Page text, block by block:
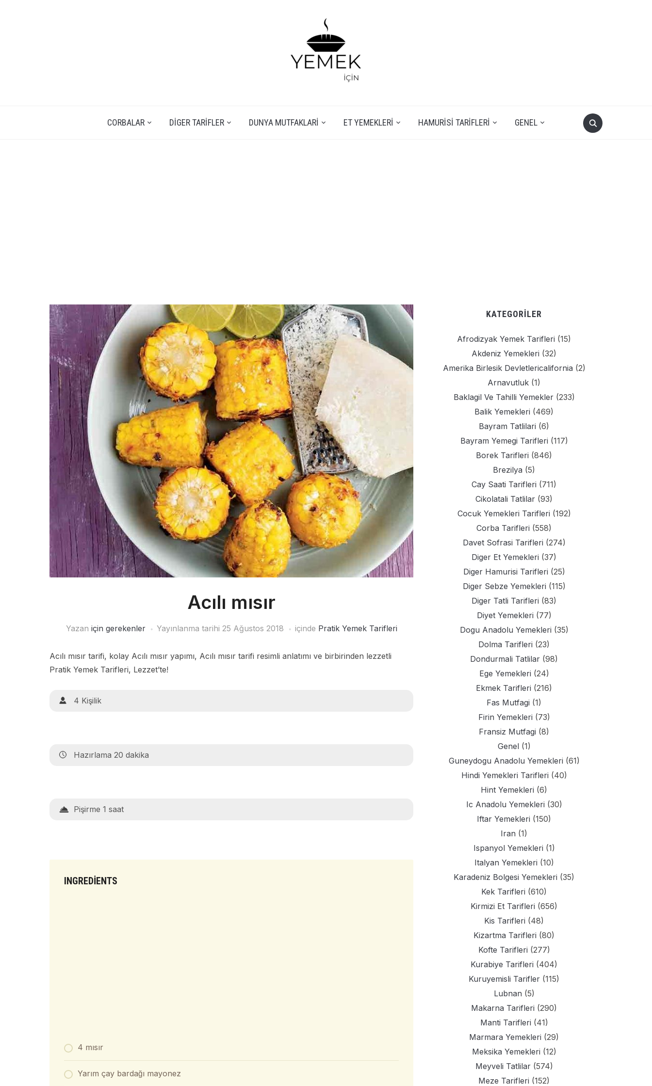
CORBALAR DIGER TARIFLER DUNYA MUTFAKLARI ET YEMEKLERI HAMURISI TARIFLERI GENEL
Acılı mısır
Yazan için gerekenler Yayınlanma tarihi 25 Ağustos 2018 içinde Pratik Yemek Tarifleri
Acılı mısır tarifi, kolay Acılı mısır yapımı, Acılı mısır tarifi resimli anlatımı ve birbirinden lezzetli
Pratik Yemek Tarifleri, Lezzet’te!
4 Kişilik
Hazırlama 20 dakika
Pişirme 1 saat
INGREDIENTS
4 mısır
Yarım çay bardağı mayonez
KATEGORILER
Afrodizyak Yemek Tarifleri (15)
Akdeniz Yemekleri (32)
Amerika Birlesik Devletlericalifornia (2)
Arnavutluk (1)
Baklagil Ve Tahilli Yemekler(233)
Balik Yemekleri (469)
Bayram Tatlilari (6)
Bayram Yemegi Tarifleri (117)
Borek Tarifleri (846)
Brezilya (5)
Cay Saati Tarifleri (711)
Cikolatali Tatlilar (93)
Cocuk Yemekleri Tarifleri (192)
Corba Tarifleri (558)
Davet Sofrasi Tarifleri (274)
Diger Et Yemekleri (37)
Diger Hamurisi Tarifleri (25)
Diger Sebze Yemekleri (115)
Diger Tatli Tarifleri (83)
Diyet Yemekleri (77)
Dogu Anadolu Yemekleri (35)
Dolma Tarifleri (23)
Dondurmali Tatlilar (98)
Ege Yemekleri (24)
Ekmek Tarifleri (216)
Fas Mutfagi (1)
Firin Yemekleri (73)
Fransiz Mutfagi (8)
Genel(1)
Guneydogu Anadolu Yemekleri (61)
Hindi Yemekleri Tarifleri (40)
Hint Yemekleri (6)
Ic Anadolu Yemekleri (30)
Iftar Yemekleri (150)
Iran (1)
Ispanyol Yemekleri (1)
Italyan Yemekleri (10)
Karadeniz Bolgesi Yemekleri (35)
Kek Tarifleri (610)
Kirmizi Et Tarifleri (656)
Kis Tarifleri (48)
Kizartma Tarifleri (80)
Kofte Tarifleri (277)
Kurabiye Tarifleri (404)
Kuruyemisli Tarifler (115)
Lubnan (5)
Makarna Tarifleri (290)
Manti Tarifleri (41)
Marmara Yemekleri (29)
Meksika Yemekleri (12)
Meyveli Tatlilar(574)
Meze Tarifleri (152)